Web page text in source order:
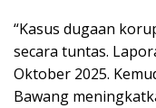
“Kasus dugaan
secara tuntas.
Oktober 2025.
Bawang